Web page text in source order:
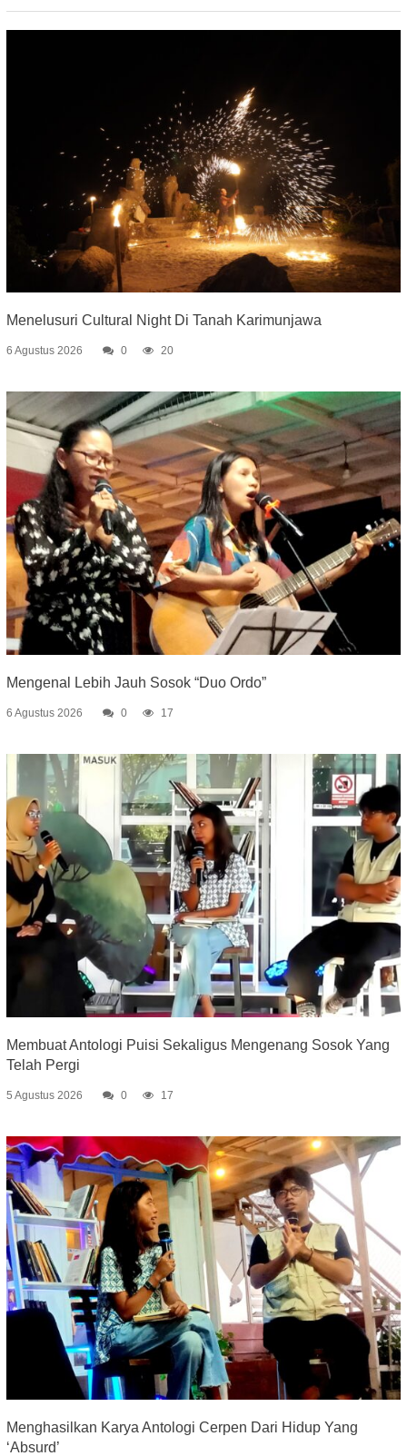
Menelusuri Cultural Night Di Tanah Karimunjawa
6 Agustus 2026 0 20
Mengenal Lebih Jauh Sosok “Duo Ordo”
6 Agustus 2026 0 17
Membuat Antologi Puisi Sekaligus Mengenang Sosok Yang
Telah Pergi
5 Agustus 2026 0 17
Menghasilkan Karya Antologi Cerpen Dari Hidup Yang
‘Absurd’